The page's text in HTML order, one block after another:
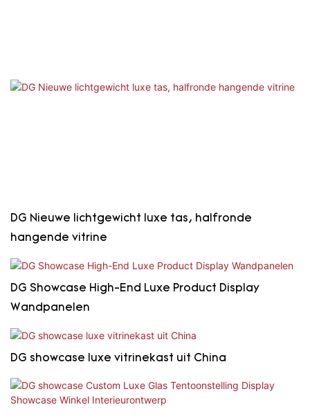
DG Nieuwe lichtgewicht luxe tas, halfronde
hangende vitrine
DG Showcase High-End Luxe Product Display
Wandpanelen
DG showcase luxe vitrinekast uit China